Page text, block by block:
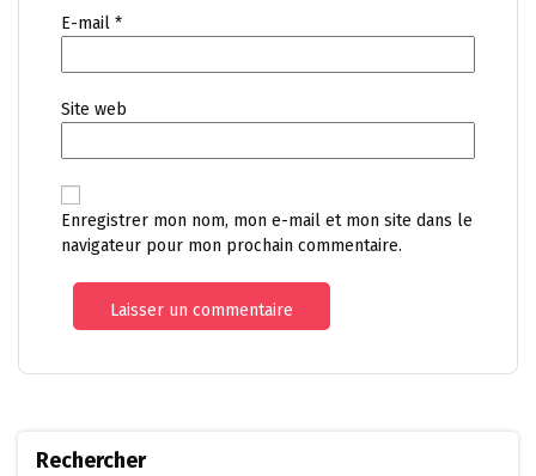
E-mail *
Site web
Enregistrer mon nom, mon e-mail et mon site dans le
navigateur pour mon prochain commentaire.
Rechercher